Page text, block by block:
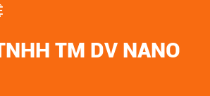
TM DV NANO